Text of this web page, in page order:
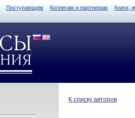
Поступающим Коллегам и партнерам Книги,
К списку авторов